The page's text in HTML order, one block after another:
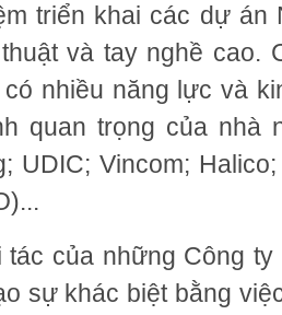
triển khai các dự án
và tay nghề cao.
có nhiều năng lực và
quan trọng của nhà
UDIC; Vincom;
tác của những Công
sự khác biệt bằng